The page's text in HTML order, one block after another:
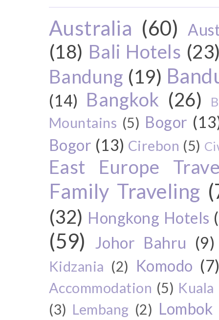
Australia (60)
(18) Bali Hotels
Bandung (19)
(14) Bangkok (26)
Mountains (5) Bogor
Bogor (13) Cirebon (5)
East Europe
Family Traveling
(32) Hongkong Hotels
(59) Johor Bahru (9)
Kidzania (2) Komodo
Accommodation (5)
(3) Lembang (2) Lombok